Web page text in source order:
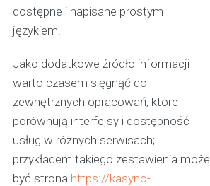
dostępne i napisane prostym
językiem.
Jako dodatkowe źródło informacji
warto czasem sięgnąć do
zewnętrznych opracowań, które
porównują interfejsy i dostępność
usług w różnych serwisach;
przykładem takiego zestawienia może
być strona https://kasyno-